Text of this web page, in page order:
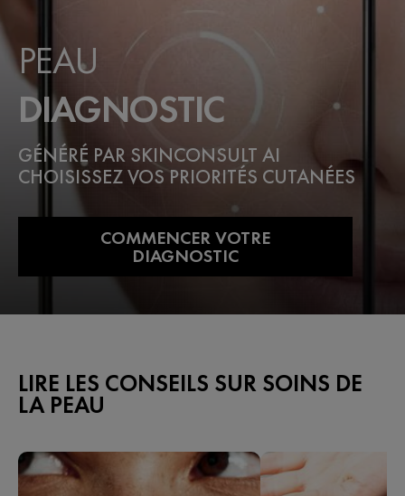
PEAU
DIAGNOSTIC
GÉNÉRÉ PAR SKINCONSULT AI
CHOISISSEZ VOS PRIORITÉS CUTANÉES
COMMENCER VOTRE
DIAGNOSTIC
LIRE LES CONSEILS SUR SOINS DE
LA PEAU